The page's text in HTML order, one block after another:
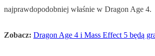
najprawdopodobniej właśnie w Dragon Age 4.
Zobacz: Dragon Age 4 i Mass Effect 5 będą